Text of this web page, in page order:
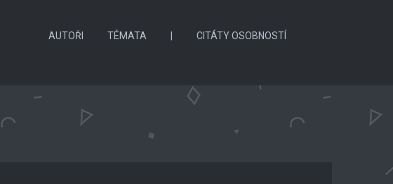
AUTOŘI TÉMATA CITÁTY OSOBNOSTÍ